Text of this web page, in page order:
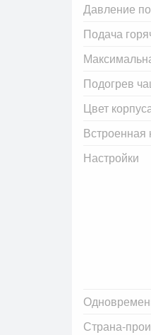
Давление
Подача
Подогрев
Цвет
Настройки
Страна-